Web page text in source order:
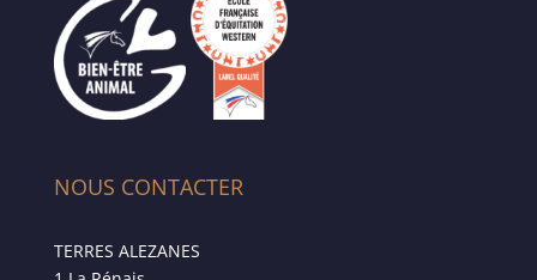
NOUS CONTACTER
TERRES ALEZANES